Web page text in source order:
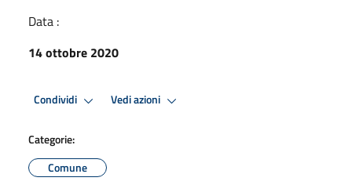
Data :
14 ottobre 2020
Condividi Vedi azioni
Categorie:
Comune